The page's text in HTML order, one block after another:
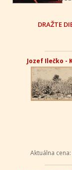
DRAŽTE
Jozef Ilečko -
Aktuálna cena: